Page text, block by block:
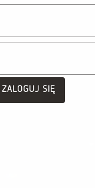
ZALOGUJ SIĘ